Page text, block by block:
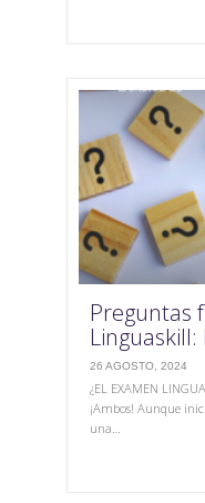
Preguntas
Linguaskill:
26 AGOSTO, 2024
¿EL EXAMEN
¡Ambos! Aunque
una…